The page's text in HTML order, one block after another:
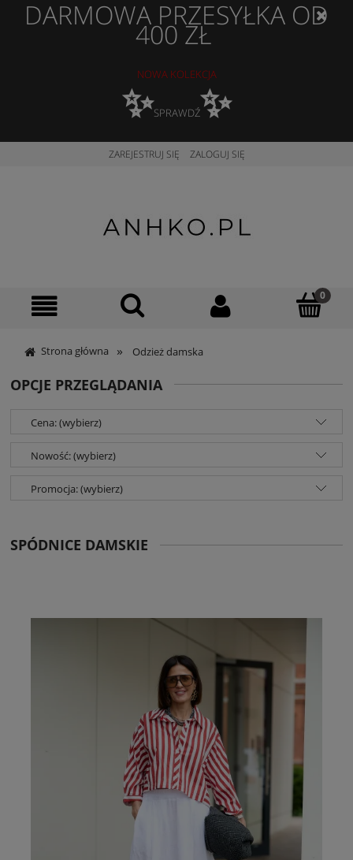
DARMOWA PRZESYŁKA OD
400 ZŁ
NOWA KOLEKCJA
✨SPRAWDŹ✨
ZAREJESTRUJ SIĘ ZALOGUJ SIĘ
Strona główna » Odzież damska
OPCJE PRZEGLĄDANIA
Cena: (wybierz)
Nowość: (wybierz)
Promocja: (wybierz)
SPÓDNICE DAMSKIE